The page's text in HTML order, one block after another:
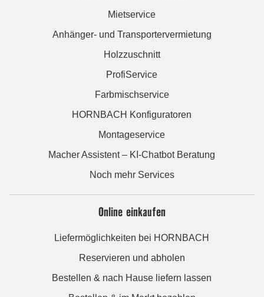
Mietservice
Anhänger- und Transportervermietung
Holzzuschnitt
ProfiService
Farbmischservice
HORNBACH Konfiguratoren
Montageservice
Macher Assistent – KI-Chatbot Beratung
Noch mehr Services
Online einkaufen
Liefermöglichkeiten bei HORNBACH
Reservieren und abholen
Bestellen & nach Hause liefern lassen